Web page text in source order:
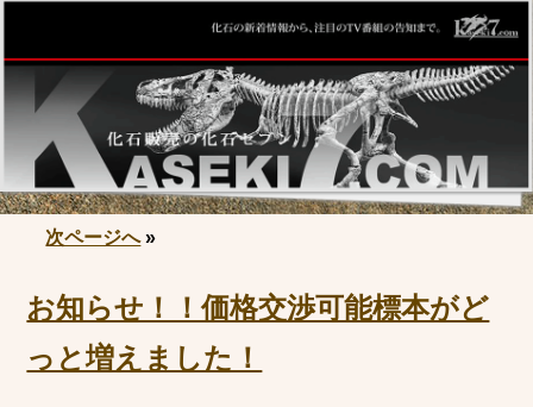
次ページへ»
お知らせ！！価格交渉可能標本がど
っと増えました！